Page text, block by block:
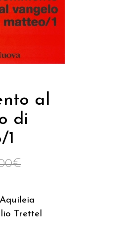
al
di
1
€
Trettel